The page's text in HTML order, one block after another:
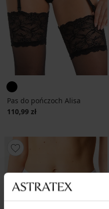
Pas do pończoch Alisa
110,99 zł